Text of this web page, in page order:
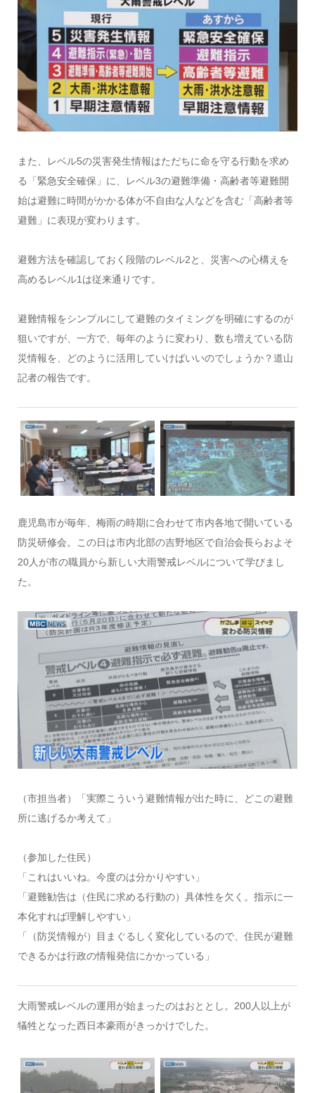
また、レベル5の災害発生情報はただちに命を守る行動を求め
る「緊急安全確保」に、レベル3の避難準備・高齢者等避難開
始は避難に時間がかかる体が不自由な人などを含む「高齢者等
避難」に表現が変わります。
避難方法を確認しておく段階のレベル2と、災害への心構えを
高めるレベル1は従来通りです。
避難情報をシンプルにして避難のタイミングを明確にするのが
狙いですが、一方で、毎年のように変わり、数も増えている防
災情報を、どのように活用していけばいいのでしょうか？道山
記者の報告です。
鹿児島市が毎年、梅雨の時期に合わせて市内各地で開いている
防災研修会。この日は市内北部の吉野地区で自治会長らおよそ
20人が市の職員から新しい大雨警戒レベルについて学びまし
た。
（市担当者）「実際こういう避難情報が出た時に、どこの避難
所に逃げるか考えて」
（参加した住民）
「これはいいね。今度のは分かりやすい」
「避難勧告は（住民に求める行動の）具体性を欠く。指示に一
本化すれば理解しやすい」
「（防災情報が）目まぐるしく変化しているので、住民が避難
できるかは行政の情報発信にかかっている」
大雨警戒レベルの運用が始まったのはおととし。200人以上が
犠牲となった西日本豪雨がきっかけでした。